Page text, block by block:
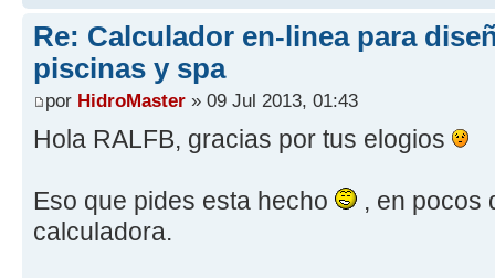
Re: Calculador en-linea para
piscinas y spa
por HidroMaster » 09 Jul 2013, 01:43
Hola RALFB, gracias por tus elogios
Eso que pides esta hecho
, en pocos
calculadora.